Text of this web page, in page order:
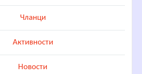
Чланци
Активности
Новости